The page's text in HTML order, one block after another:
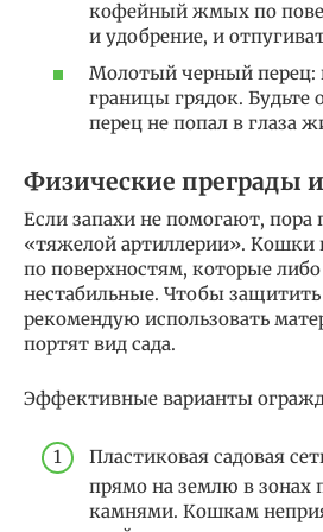
кофейный жмых по
и удобрение, и
Молотый черный перец:
границы грядок.
перец не попал в глаза
Физические преграды
Если запахи не помогают, пора
«тяжелой артиллерии». Кошки
по поверхностям, которые
нестабильные. Чтобы
рекомендую использовать
портят вид сада.
Эффективные варианты
Пластиковая садовая
прямо на землю в зонах
камнями. Кошкам